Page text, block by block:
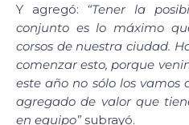
Y agregó: “Tener la
conjunto es lo máximo
corsos de nuestra ciudad.
comenzar esto, porque
este año no sólo los vamos
agregado de valor que
en equipo”subrayó.